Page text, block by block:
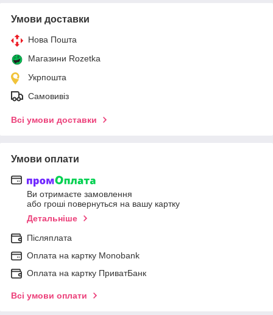
Умови доставки
Нова Пошта
Магазини Rozetka
Укрпошта
Самовивіз
Всі умови доставки
Умови оплати
Ви отримаєте замовлення
або гроші повернуться на вашу картку
Детальніше
Післяплата
Оплата на картку Мonobank
Оплата на картку ПриватБанк
Всі умови оплати